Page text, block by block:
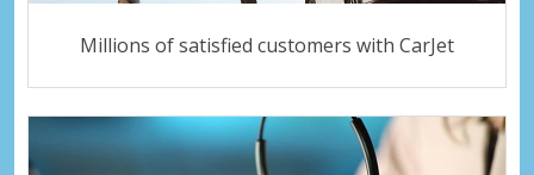
Millions of satisfied customers with CarJet